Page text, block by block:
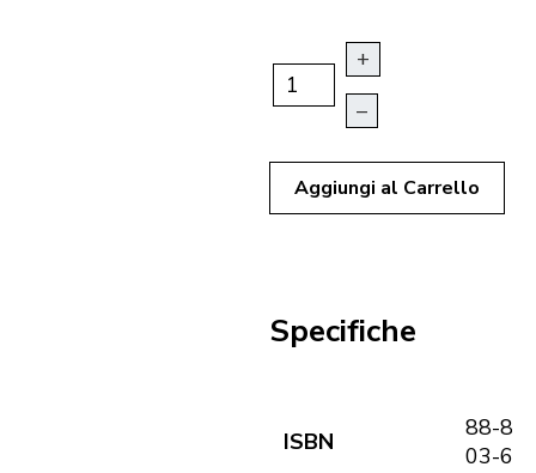
+
–
Aggiungi al Carrello
Specifiche
ISBN
88-
03-6